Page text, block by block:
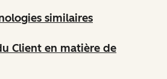
similaires
Client en matière de